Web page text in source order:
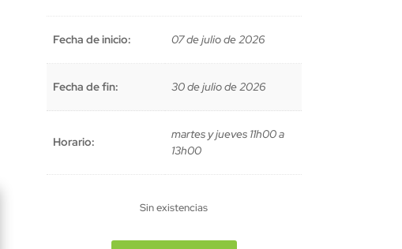
Fecha de inicio: 07 de julio de 2026
Fecha de fin: 30 de julio de 2026
Horario:
martes y jueves 11h00 a
13h00
Sin existencias